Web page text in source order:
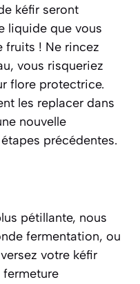
kéfir seront
liquide que vous
fruits ! Ne rincez
vous risqueriez
flore protectrice.
les replacer dans
nouvelle
précédentes.
pétillante, nous
fermentation, ou
votre kéfir
fermeture